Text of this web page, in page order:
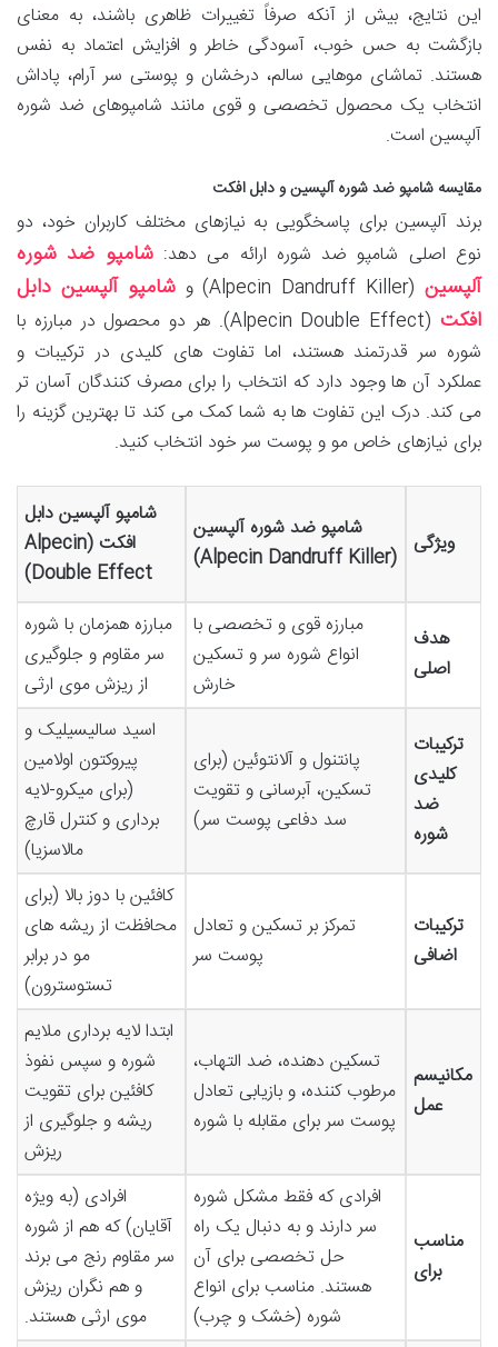
این نتایج، بیش از آنکه صرفاً تغییرات ظاهری باشند، به معنای
بازگشت به حس خوب، آسودگی خاطر و افزایش اعتماد به نفس
هستند. تماشای موهایی سالم، درخشان و پوستی سر آرام، پاداش
انتخاب یک محصول تخصصی و قوی مانند شامپوهای ضد شوره
آلپسین است.
مقایسه شامپو ضد شوره آلپسین و دابل افکت
برند آلپسین برای پاسخگویی به نیازهای مختلف کاربران خود، دو
نوع اصلی شامپو ضد شوره ارائه می دهد:شامپو ضد شوره
آلپسین(Alpecin Dandruff Killer) و
شامپو آلپسین دابل
افکت
(Alpecin Double Effect). هر دو محصول در مبارزه با
شوره سر قدرتمند هستند، اما تفاوت های کلیدی در ترکیبات و
عملکرد آن ها وجود دارد که انتخاب را برای مصرف کنندگان آسان تر
می کند. درک این تفاوت ها به شما کمک می کند تا بهترین گزینه را
برای نیازهای خاص مو و پوست سر خود انتخاب کنید.
ویژگی
شامپو ضد شوره آلپسین
(Alpecin Dandruff Killer)
شامپو آلپسین دابل
افکت (Alpecin
Double Effect)
هدف
اصلی
مبارزه قوی و تخصصی با
انواع شوره سر و تسکین
خارش
مبارزه همزمان با شوره
سر مقاوم و جلوگیری
از ریزش موی ارثی
ترکیبات
کلیدی
ضد
شوره
پانتنول و آلانتوئین (برای
تسکین، آبرسانی و تقویت
سد دفاعی پوست سر)
اسید سالیسیلیک و
پیروکتون اولامین
(برای میکرو-لایه
برداری و کنترل قارچ
مالاسزیا)
ترکیبات
اضافی
تمرکز بر تسکین و تعادل
پوست سر
کافئین با دوز بالا (برای
محافظت از ریشه های
مو در برابر
تستوسترون)
مکانیسم
عمل
تسکین دهنده، ضد التهاب،
مرطوب کننده، و بازیابی تعادل
پوست سر برای مقابله با شوره
ابتدا لایه برداری ملایم
شوره و سپس نفوذ
کافئین برای تقویت
ریشه و جلوگیری از
ریزش
مناسب
برای
افرادی که فقط مشکل شوره
سر دارند و به دنبال یک راه
حل تخصصی برای آن
هستند. مناسب برای انواع
شوره (خشک و چرب)
افرادی (به ویژه
آقایان) که هم از شوره
سر مقاوم رنج می برند
و هم نگران ریزش
موی ارثی هستند.